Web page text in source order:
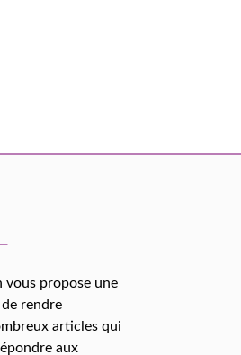
vous propose une
rendre
articles qui
aux